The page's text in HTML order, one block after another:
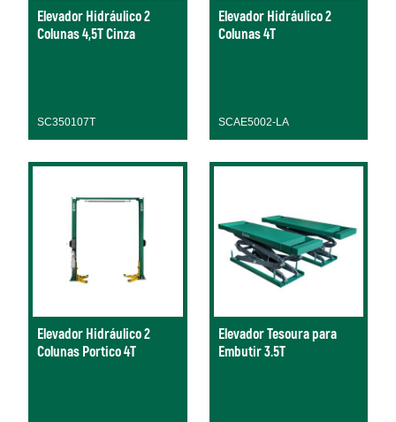
Elevador Hidráulico 2
Colunas 4,5T Cinza
SC350107T
Elevador Hidráulico 2
Colunas 4T
SCAE5002-LA
Elevador Hidráulico 2
Colunas Portico 4T
Elevador Tesoura para
Embutir 3.5T